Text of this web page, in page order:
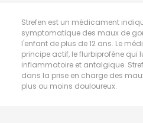
Strefen est un médicament
symptomatique des maux de
l'enfant de plus de 12 ans. Le
principe actif, le flurbiprofène qui
inflammatoire et antalgique.
dans la prise en charge des
plus ou moins douloureux.